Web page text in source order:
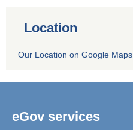
Location
Our Location on Google Maps
eGov services